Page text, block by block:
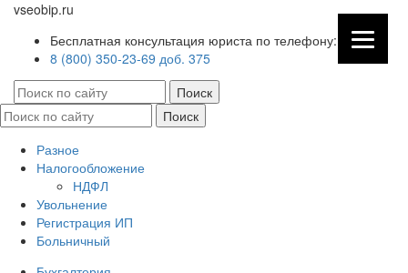
vseobip.ru
Бесплатная консультация юриста по телефону:
8 (800) 350-23-69 доб. 375
Разное
Налогообложение
НДФЛ
Увольнение
Регистрация ИП
Больничный